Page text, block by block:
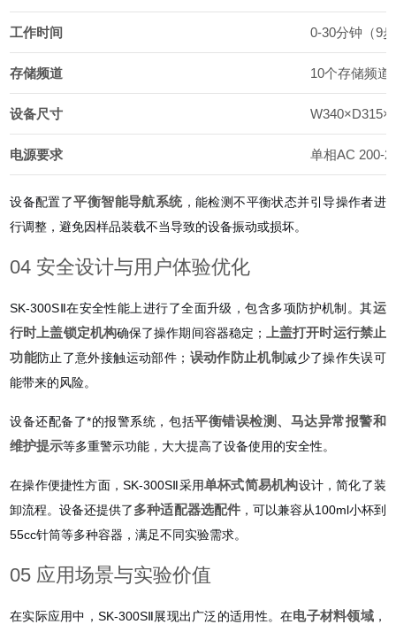
工作时间 0-30分钟（9
存储频道 10个存储频道
设备尺寸
电源要求 单相AC 200-
设备配置了平衡智能导航系统，能检测不平衡状态并引导操作者进
行调整，避免因样品装载不当导致的设备振动或损坏。
04 安全设计与用户体验优化
SK-300SⅡ在安全性能上进行了全面升级，包含多项防护机制。其运
行时上盖锁定机构确保了操作期间容器稳定；
上盖打开时运行禁止
功能防止了意外接触运动部件； 误动作防止机制减少了操作失误可
能带来的风险。
设备还配备了*的报警系统，包括平衡错误检测、马达异常报警和
维护提示等多重警示功能，大大提高了设备使用的安全性。
在操作便捷性方面，SK-300SⅡ采用单杯式简易机构设计，简化了装
卸流程。设备还提供了多种适配器选配件，可以兼容从100ml小杯到
55cc针筒等多种容器，满足不同实验需求。
05 应用场景与实验价值
在实际应用中，SK-300SⅡ展现出广泛的适用性。在电子材料领域，